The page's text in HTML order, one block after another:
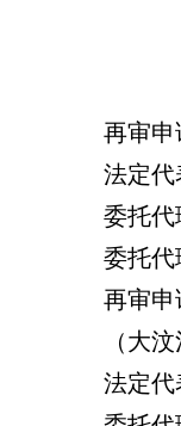
再审申
法定代
委托代
委托代
再审申
（大
法定代